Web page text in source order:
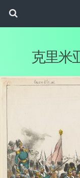
克里米